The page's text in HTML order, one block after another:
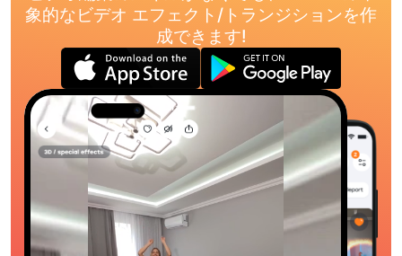
象的なビデオ エフェクト/トランジションを作
成できます!